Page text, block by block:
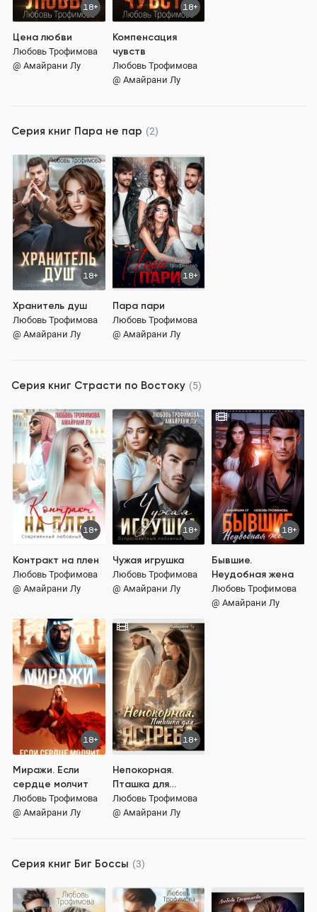
18+
Цена любви
Любовь Трофимова
@ Амайрани Лу
18+
Компенсация
чувств
Любовь Трофимова
@ Амайрани Лу
Серия книг Пара не пар (2)
18+
Хранитель душ
Любовь Трофимова
@ Амайрани Лу
18+
Пара пари
Любовь Трофимова
@ Амайрани Лу
Серия книг Страсти по Востоку (5)
18+
Контракт на плен
Любовь Трофимова
@ Амайрани Лу
18+
Чужая игрушка
Любовь Трофимова
@ Амайрани Лу
18+
Бывшие.
Неудобная жена
Любовь Трофимова
@ Амайрани Лу
18+
Миражи. Если
сердце молчит
Любовь Трофимова
@ Амайрани Лу
18+
Непокорная.
Пташка для
Ястреба
Любовь Трофимова
@ Амайрани Лу
Серия книг Биг Боссы (3)